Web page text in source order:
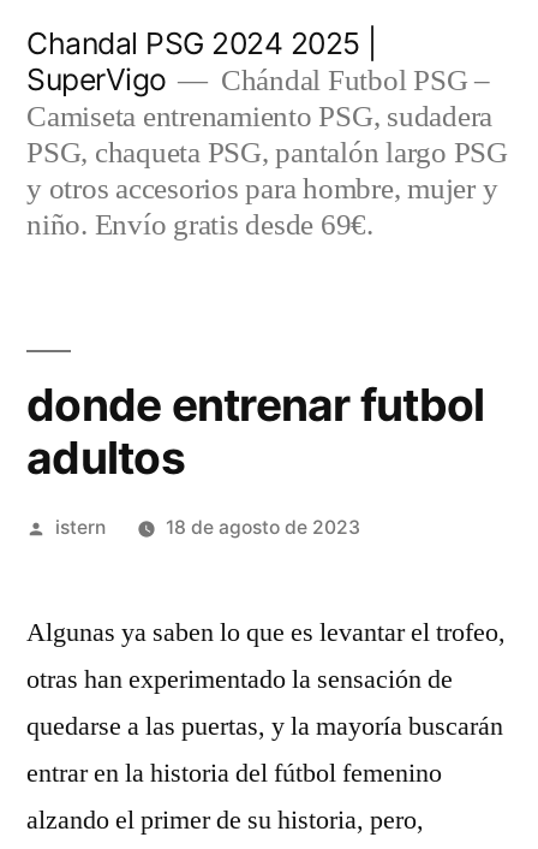
contenido
Chandal PSG 2024 2025 |
SuperVigo
Chándal Futbol PSG –
Camiseta entrenamiento PSG, sudadera
PSG, chaqueta PSG, pantalón largo PSG
y otros accesorios para hombre, mujer y
niño. Envío gratis desde 69€.
donde entrenar futbol
adultos
Publicado
istern 18 de agosto de 2023
Algunas ya saben lo que es levantar el trofeo,
otras han experimentado la sensación de
quedarse a las puertas, y la mayoría buscarán
entrar en la historia del fútbol femenino
alzando el primer de su historia, pero,